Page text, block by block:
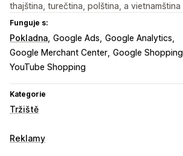
thajština, turečtina, polština, a vietnamština
Funguje s:
Pokladna Google Ads Google Analytics
Google Merchant Center Google Shopping
YouTube Shopping
Kategorie
Tržiště
Správa listingů
Reklamy